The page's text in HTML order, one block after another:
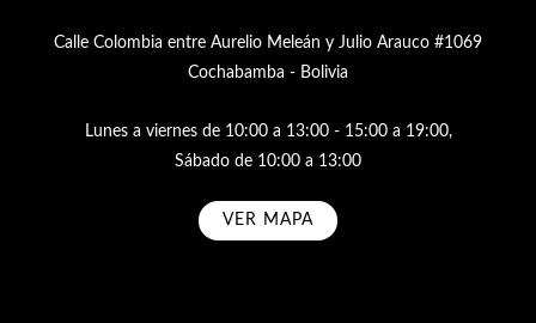
Calle Colombia entre Aurelio Meleán y Julio Arauco #1069
Cochabamba - Bolivia
Lunes a viernes de 10:00 a 13:00 - 15:00 a 19:00,
Sábado de 10:00 a 13:00
VER MAPA